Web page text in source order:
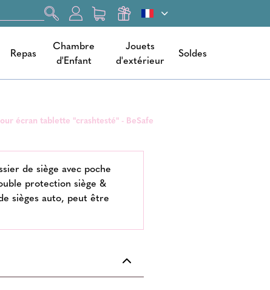
Repas
Chambre
d'Enfant
Jouets
d'extérieur
Soldes
écran tablette "crashtesté" - BeSafe
de siège avec poche
protection siège &
sièges auto, peut être